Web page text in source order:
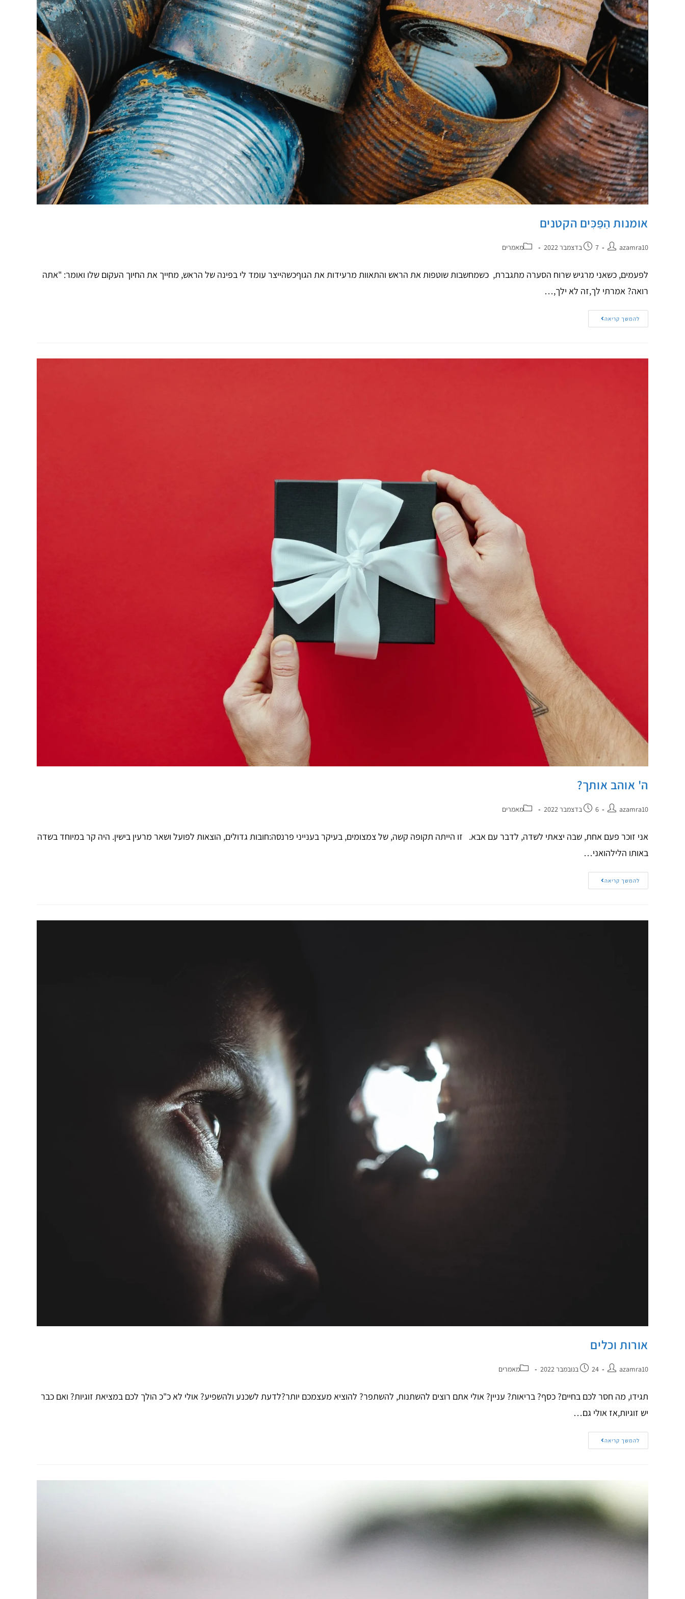
אומנות הַפַּכִּים הקטנים
azamra10 7 בדצמבר 2022 מאמרים
לפעמים, כשאני מרגיש שרוח הסערה מתגברת, כשמחשבות שוטפות את הראש והתאוות מרעידות את הגוףכשהייצר עומד לי בפינה של הראש, מחייך את החיוך העקום שלו ואומר: "אתה
רואה? אמרתי לך,זה לא ילך,…
להמשך קריאה
ה' אוהב אותך?
azamra10 6 בדצמבר 2022 מאמרים
אני זוכר פעם אחת, שבה יצאתי לשדה, לדבר עם אבא. זו הייתה תקופה קשה, של צמצומים, בעיקר בענייני פרנסה:חובות גדולים, הוצאות לפועל ושאר מרעין בישין. היה קר במיוחד בשדה
באותו הלילהואני…
להמשך קריאה
אורות וכלים
azamra10 24 בנובמבר 2022 מאמרים
תגידו, מה חסר לכם בחיים? כסף? בריאות? עניין? אולי אתם רוצים להשתנות, להשתפר? להוציא מעצמכם יותר?לדעת לשכנע ולהשפיע? אולי לא כ"כ הולך לכם במציאת זוגיות? ואם כבר
יש זוגיות,אז אולי גם…
להמשך קריאה